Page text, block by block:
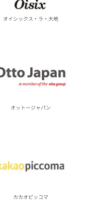
オイシックス・ラ・大地
オットージャパン
カカオピッコマ